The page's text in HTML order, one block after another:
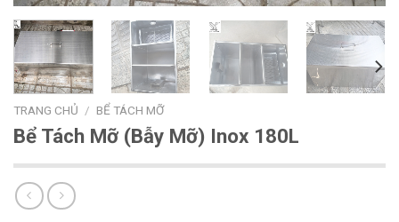
TRANG CHỦ / BỂ TÁCH MỠ
Bể Tách Mỡ (Bẫy Mỡ) Inox 180L